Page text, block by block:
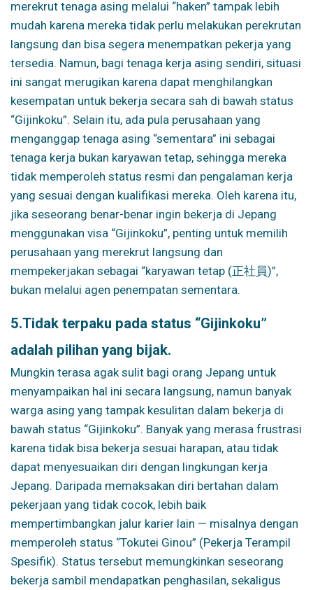
merekrut tenaga asing melalui “haken” tampak lebih
mudah karena mereka tidak perlu melakukan perekrutan
langsung dan bisa segera menempatkan pekerja yang
tersedia. Namun, bagi tenaga kerja asing sendiri, situasi
ini sangat merugikan karena dapat menghilangkan
kesempatan untuk bekerja secara sah di bawah status
“Gijinkoku”. Selain itu, ada pula perusahaan yang
menganggap tenaga asing “sementara” ini sebagai
tenaga kerja bukan karyawan tetap, sehingga mereka
tidak memperoleh status resmi dan pengalaman kerja
yang sesuai dengan kualifikasi mereka. Oleh karena itu,
jika seseorang benar-benar ingin bekerja di Jepang
menggunakan visa “Gijinkoku”, penting untuk memilih
perusahaan yang merekrut langsung dan
mempekerjakan sebagai “karyawan tetap (正社員)”,
bukan melalui agen penempatan sementara.
5.Tidak terpaku pada status “Gijinkoku”
adalah pilihan yang bijak.
Mungkin terasa agak sulit bagi orang Jepang untuk
menyampaikan hal ini secara langsung, namun banyak
warga asing yang tampak kesulitan dalam bekerja di
bawah status “Gijinkoku”. Banyak yang merasa frustrasi
karena tidak bisa bekerja sesuai harapan, atau tidak
dapat menyesuaikan diri dengan lingkungan kerja
Jepang. Daripada memaksakan diri bertahan dalam
pekerjaan yang tidak cocok, lebih baik
mempertimbangkan jalur karier lain — misalnya dengan
memperoleh status “Tokutei Ginou” (Pekerja Terampil
Spesifik). Status tersebut memungkinkan seseorang
bekerja sambil mendapatkan penghasilan, sekaligus